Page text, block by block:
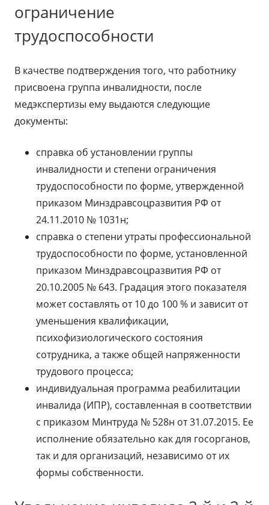
ограничение
трудоспособности
В качестве подтверждения того, что работнику
присвоена группа инвалидности, после
медэкспертизы ему выдаются следующие
документы:
справка об установлении группы
инвалидности и степени ограничения
трудоспособности по форме, утвержденной
приказом Минздравсоцразвития РФ от
24.11.2010 № 1031н;
справка о степени утраты профессиональной
трудоспособности по форме, установленной
приказом Минздравсоцразвития РФ от
20.10.2005 № 643. Градация этого показателя
может составлять от 10 до 100 % и зависит от
уменьшения квалификации,
психофизиологического состояния
сотрудника, а также общей напряженности
трудового процесса;
индивидуальная программа реабилитации
инвалида (ИПР), составленная в соответствии
с приказом Минтруда № 528н от 31.07.2015. Ее
исполнение обязательно как для госорганов,
так и для организаций, независимо от их
формы собственности.